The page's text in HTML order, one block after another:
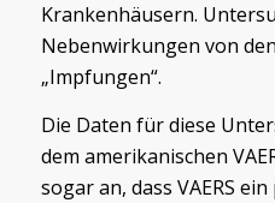
Krankenhäusern.
Nebenwirkungen von
„Impfungen“.
Die Daten für diese
dem amerikanischen
sogar an, dass VAERS